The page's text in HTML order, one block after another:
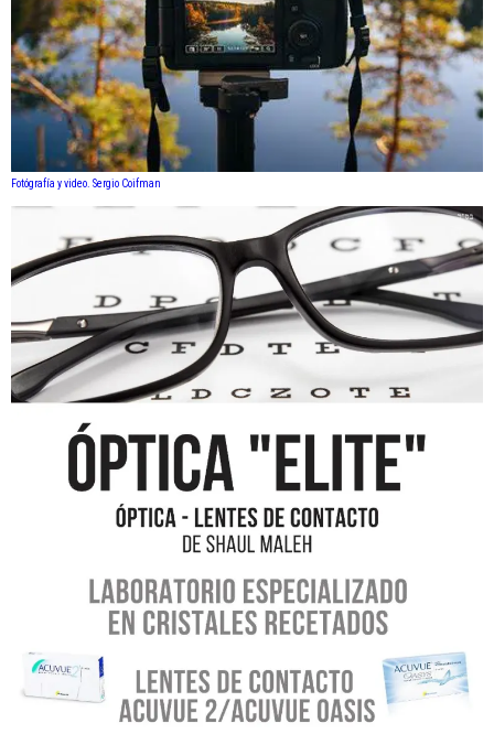
Fotógrafía y video. Sergio Coifman